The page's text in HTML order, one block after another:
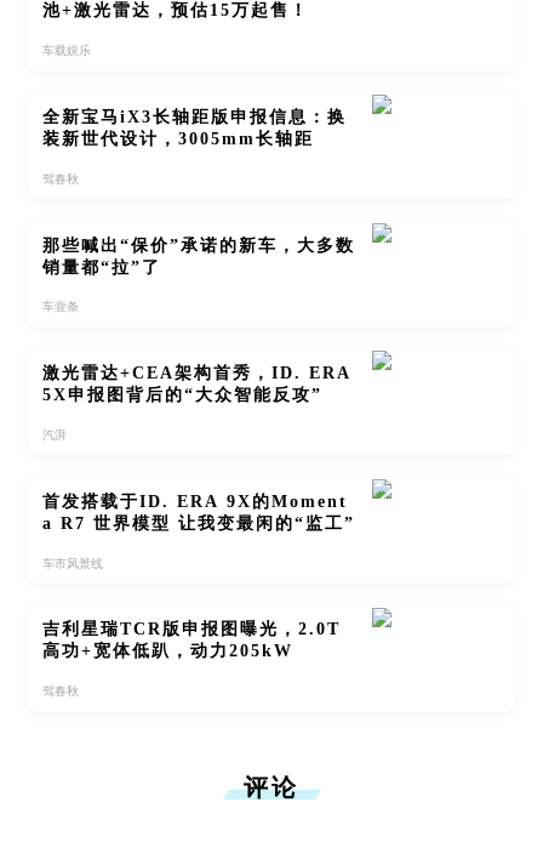
池+激光雷达，预估15万起售！
车载娱乐
全新宝马iX3长轴距版申报信息：换
装新世代设计，3005mm长轴距
驾春秋
那些喊出“保价”承诺的新车，大多数
销量都“拉”了
车壹条
激光雷达+CEA架构首秀，ID. ERA
5X申报图背后的“大众智能反攻”
汽湃
首发搭载于ID. ERA 9X的Moment
a R7 世界模型 让我变最闲的“监工”
车市风景线
吉利星瑞TCR版申报图曝光，2.0T
高功+宽体低趴，动力205kW
驾春秋
评论